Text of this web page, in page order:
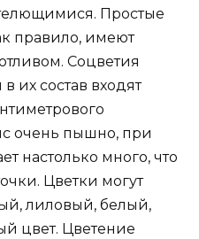
Простые
правило, имеют
Соцветия
их состав входят
очень пышно, при
настолько много, что
Цветки могут
лиловый, белый,
цвет. Цветение